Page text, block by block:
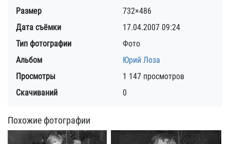
Размер
732×486
Дата съёмки
17.04.2007 09:24
Тип фотографии
Фото
Альбом
Юрий Лоза
Просмотры
1 147 просмотров
Скачиваний
0
Похожие фотографии